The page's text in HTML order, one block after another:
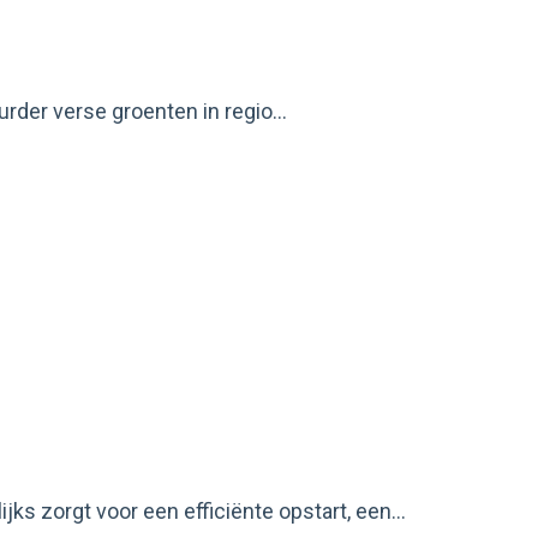
verse groenten in regio...
zorgt voor een efficiënte opstart, een...